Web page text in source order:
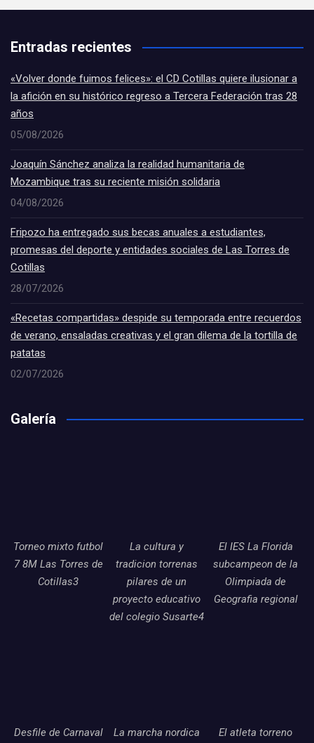
Entradas recientes
«Volver donde fuimos felices»: el CD Cotillas quiere ilusionar a
la afición en su histórico regreso a Tercera Federación tras 28
años
05/08/2026
Joaquín Sánchez analiza la realidad humanitaria de
Mozambique tras su reciente misión solidaria
04/08/2026
Fripozo ha entregado sus becas anuales a estudiantes,
promesas del deporte y entidades sociales de Las Torres de
Cotillas
28/07/2026
«Recetas compartidas» despide su temporada entre recuerdos
de verano, ensaladas creativas y el gran dilema de la tortilla de
patatas
02/07/2026
Galería
Torneo mixto futbol
7 8M Las Torres de
Cotillas3
La cultura y
tradicion torrenas
pilares de un
proyecto educativo
del colegio Susarte4
El IES La Florida
subcampeon de la
Olimpiada de
Geografia regional
Desfile de Carnaval
La marcha nordica
El atleta torreno